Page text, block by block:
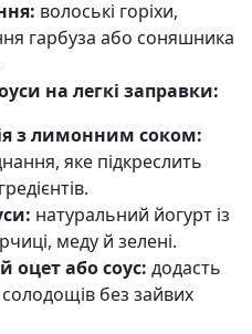
волоські горіхи,
гарбуза або соняшника
на легкі заправки:
з лимонним соком:
яке підкреслить
натуральний йогурт із
меду й зелені.
оцет або соус: додасть
солодощів без зайвих